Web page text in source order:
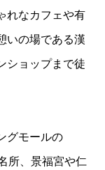
れなカフェや有
いの場である漢
ショップまで徒
グモールの
所、景福宮や仁